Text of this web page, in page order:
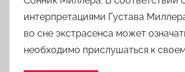
интерпретациями Густава
во сне экстрасенса может
необходимо прислушаться к